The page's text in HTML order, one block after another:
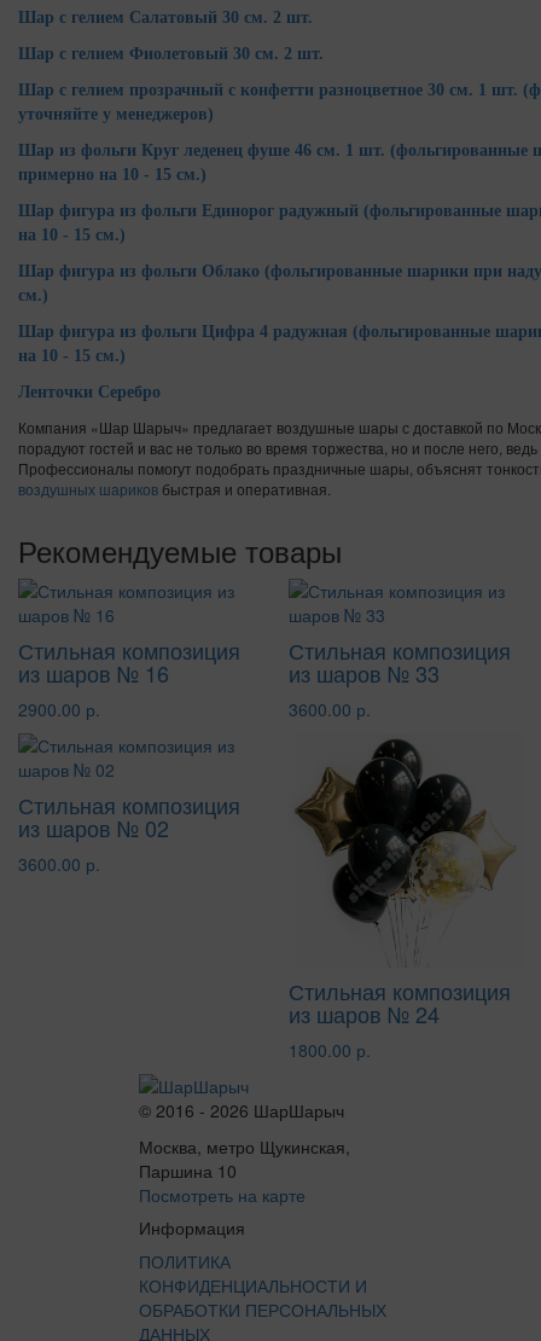
Шар с гелием Салатовый 30 см. 2 шт.
Шар с гелием Фиолетовый 30 см. 2 шт.
Шар с гелием прозрачный с конфетти разноцветное 30 см. 1 шт.
уточняйте у менеджеров)
Шар из фольги Круг леденец фуше 46 см. 1 шт. (фольгированные
примерно на 10 - 15 см.)
Шар фигура из фольги Единорог радужный (фольгированные
на 10 - 15 см.)
Шар фигура из фольги Облако (фольгированные шарики при
см.)
Шар фигура из фольги Цифра 4 радужная (фольгированные
на 10 - 15 см.)
Ленточки Серебро
Компания «Шар Шарыч» предлагает воздушные шары с доставкой по
порадуют гостей и вас не только во время торжества, но и после него,
Профессионалы помогут подобрать праздничные шары, объяснят
воздушных шариков быстрая и оперативная.
Рекомендуемые товары
Стильная композиция
из шаров № 16
2900.00 р.
Стильная композиция
из шаров № 33
3600.00 р.
Стильная композиция
из шаров № 02
3600.00 р.
Стильная композиция
из шаров № 24
1800.00 р.
© 2016 - 2026 ШарШарыч
Москва, метро Щукинская,
Паршина 10
Посмотреть на карте
Информация
ПОЛИТИКА
КОНФИДЕНЦИАЛЬНОСТИ И
ОБРАБОТКИ ПЕРСОНАЛЬНЫХ
ДАННЫХ